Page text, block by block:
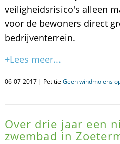
veiligheidsrisico's alleen
voor de bewoners direct
bedrijventerrein.
+Lees meer...
06-07-2017 | Petitie Geen windmolens
Over drie jaar een
zwembad in